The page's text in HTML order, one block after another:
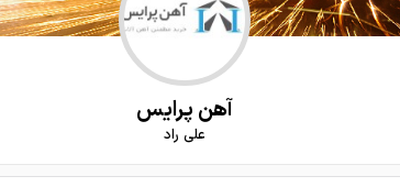
آهن پرایس
علی راد